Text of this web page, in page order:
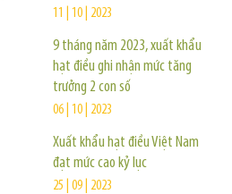
11 | 10 | 2023
9 tháng năm 2023, xuất khẩu
hạt điều ghi nhận mức tăng
trưởng 2 con số
06 | 10 | 2023
Xuất khẩu hạt điều Việt Nam
đạt mức cao kỷ lục
25 | 09 | 2023